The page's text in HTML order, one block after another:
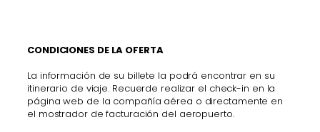
CONDICIONES DE LA OFERTA
La información de su billete la podrá encontrar en su
itinerario de viaje. Recuerde realizar el check-in en la
página web de la compañía aérea o directamente en
el mostrador de facturación del aeropuerto.